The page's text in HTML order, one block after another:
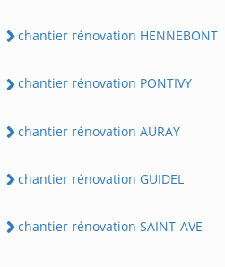
chantier rénovation HENNEBONT
chantier rénovation PONTIVY
chantier rénovation AURAY
chantier rénovation GUIDEL
chantier rénovation SAINT-AVE